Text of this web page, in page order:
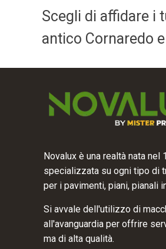
Scegli di affidare i
antico Cornaredo
Novalux è una realtà nata nel
specializzata su ogni tipo di
per i pavimenti, piani, pianali
Si avvale dell'utilizzo di
all'avanguardia per offrire
ma di alta qualità.